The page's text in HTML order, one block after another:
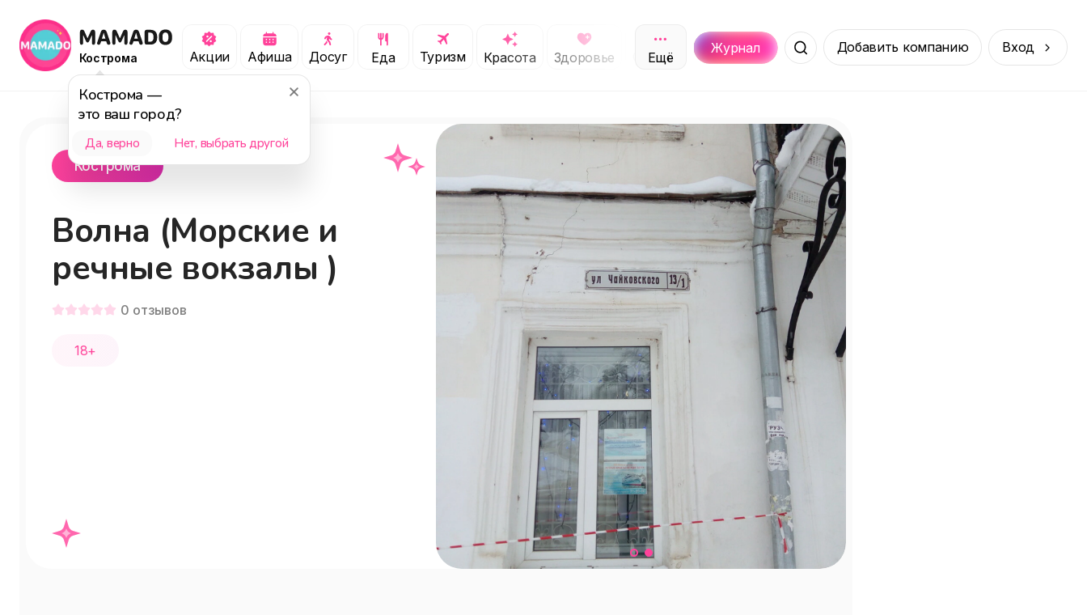
Кострома
Кострома —
это ваш город?
Да, верно Нет, выбрать другой
Акции Афиша Досуг Еда Туризм Красота Здоровье Обучение Спорт Услуги Покупки Онлайн
Ещё
Журнал Места Добавить компанию Вход
Кострома
Волна (Морские и
речные вокзалы )
0 отзывов
18+